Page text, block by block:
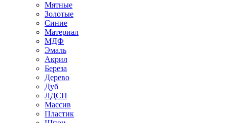
Мятные
Золотые
Синие
Материал
МДФ
Эмаль
Акрил
Береза
Дерево
Дуб
ЛДСП
Массив
Пластик